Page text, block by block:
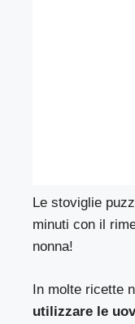
Le stoviglie
minuti con il
nonna!
In molte ricette
utilizzare le